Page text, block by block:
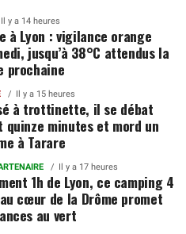
Il y a 14 heures
à Lyon : vigilance orange
jusqu’à 38°C attendus la
prochaine
Il y a 15 heures
à trottinette, il se débat
quinze minutes et mord un
à Tarare
Il y a 17 heures
1h de Lyon, ce camping 4
cœur de la Drôme promet
au vert